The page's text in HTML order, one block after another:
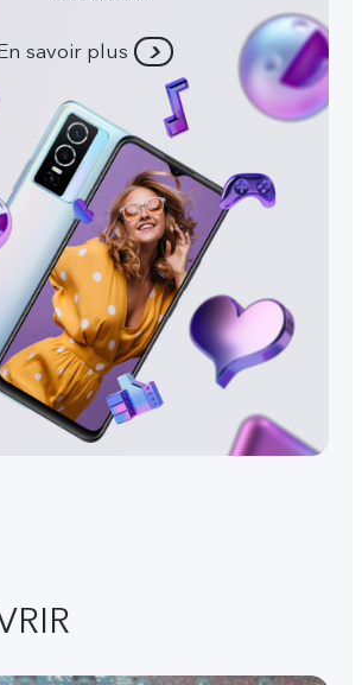
savoir plus